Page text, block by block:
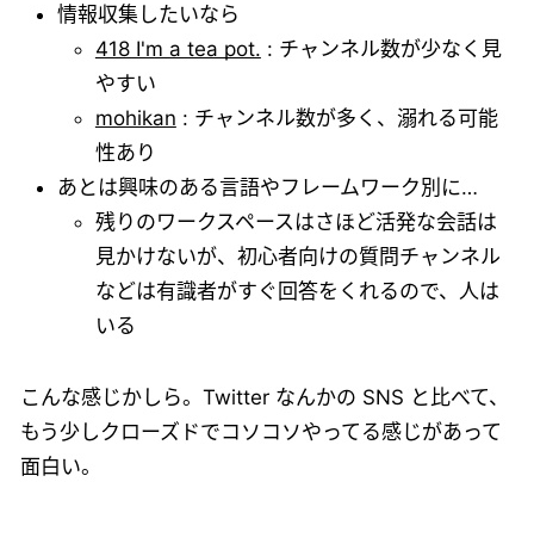
情報収集したいなら
418 I'm a tea pot. : チャンネル数が少なく見
やすい
mohikan : チャンネル数が多く、溺れる可能
性あり
あとは興味のある言語やフレームワーク別に…
残りのワークスペースはさほど活発な会話は
見かけないが、初心者向けの質問チャンネル
などは有識者がすぐ回答をくれるので、人は
いる
こんな感じかしら。Twitter なんかの SNS と比べて、
もう少しクローズドでコソコソやってる感じがあって
面白い。